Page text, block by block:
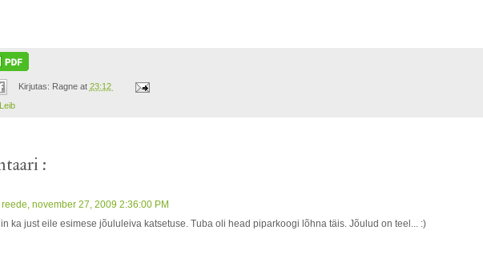
Kirjutas: Ragne at 23:12
Leib
:
reede, november 27, 2009 2:36:00 PM
ka just eile esimese jõululeiva katsetuse. Tuba oli head piparkoogi lõhna täis. Jõulud on teel... :)